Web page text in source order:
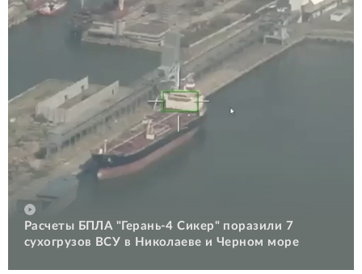
Расчеты БПЛА "Герань-4 Сикер" поразили 7
сухогрузов ВСУ в Николаеве и Черном море